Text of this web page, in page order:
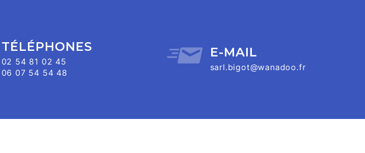
TÉLÉPHONES
02 54 81 02 45
06 07 54 54 48
E-MAIL
sarl.bigot@wanadoo.fr